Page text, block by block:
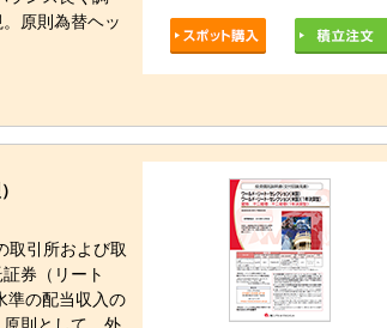
原則為替ヘッ
取引所および取
券（リート
準の配当収入の
則として、外